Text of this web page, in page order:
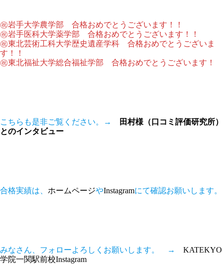
㊗岩手大学農学部 合格おめでとうございます！！
㊗岩手医科大学薬学部 合格おめでとうございます！！
㊗東北芸術工科大学歴史遺産学科 合格おめでとうございま
す！！
㊗東北福祉大学総合福祉学部 合格おめでとうございます！
こちらも是非ご覧ください。→
田村様（口コミ評価研究所）
とのインタビュー
合格実績は、 ホームページやInstagramにて確認お願いします。
みなさん、フォローよろしくお願いします。 → KATEKYO
学院一関駅前校Instagram